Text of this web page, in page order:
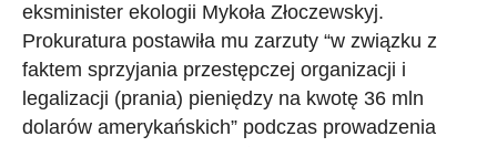
eksminister ekologii Mykoła Złoczewskyj.
Prokuratura postawiła mu zarzuty “w związku z
faktem sprzyjania przestępczej organizacji i
legalizacji (prania) pieniędzy na kwotę 36 mln
dolarów amerykańskich” podczas prowadzenia